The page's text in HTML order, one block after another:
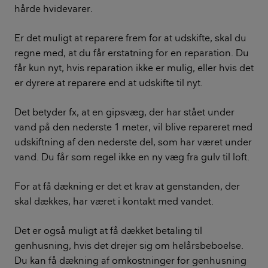
hårde hvidevarer.
Er det muligt at reparere frem for at udskifte, skal du
regne med, at du får erstatning for en reparation. Du
får kun nyt, hvis reparation ikke er mulig, eller hvis det
er dyrere at reparere end at udskifte til nyt.
Det betyder fx, at en gipsvæg, der har stået under
vand på den nederste 1 meter, vil blive repareret med
udskiftning af den nederste del, som har været under
vand. Du får som regel ikke en ny væg fra gulv til loft.
For at få dækning er det et krav at genstanden, der
skal dækkes, har været i kontakt med vandet.
Det er også muligt at få dækket betaling til
genhusning, hvis det drejer sig om helårsbeboelse.
Du kan få dækning af omkostninger for genhusning